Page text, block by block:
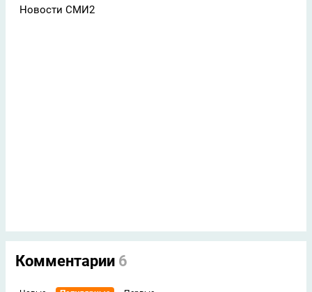
Новости СМИ2
Комментарии 6